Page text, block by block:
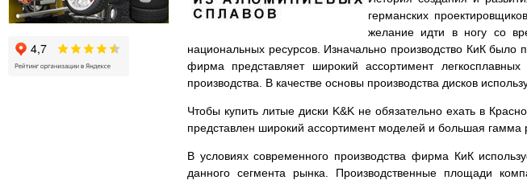
германских
желание идти в ногу со
национальных ресурсов. Изначально производство КиК было
фирма представляет широкий ассортимент
производства. В качестве основы производства дисков
Чтобы купить литые диски K&K не обязательно ехать в
представлен широкий ассортимент моделей и большая гамма
В условиях современного производства фирма КиК
данного сегмента рынка. Производственные площади